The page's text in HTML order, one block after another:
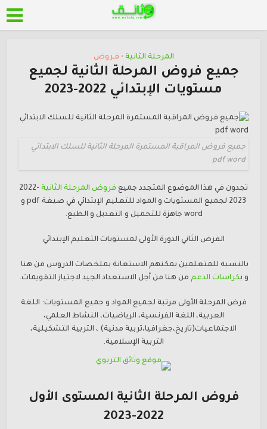
المرحلة الثانية • فـروض
جميع فروض المرحلة الثانية لجميع
مستويات الإبتدائي 2022-2023
جميع فروض المراقبة المستمرة المرحلة الثانية للسلك الابتدائي
pdf word
تجدون في هذا الموضوع المتجدد جميع فروض المرحلة الثانية 2022-
2023 لجميع المستويات و المواد للتعليم الإبتدائي في صيغة pdf و
word جاهزة للتحميل و التعديل و الطبع.
الفرض الثاني الدورة الأولى لمستويات التعليم الإبتدائي
بالنسبة للمتعلمين يمكنهم الاستعانة بملخصات الدروس من هنا
و بكراسات الدعم من هنا من أجل الاستعداد الجيد لاجتياز التقويمات.
فرض المرحلة الأولى مرتبة لجميع المواد و جميع المستويات: اللغة
العربية، اللغة الفرنسية، الرياضيات، النشاط العلمي،
الاجتماعيات(تاريخ،جغرافيا،تربية مدنية) ، التربية التشكيلية،
التربية الإسلامية.
فروض المرحلة الثانية المستوى الأول
2022-2023